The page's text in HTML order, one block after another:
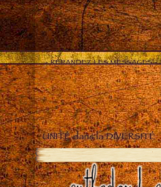
« RÉPANDEZ LES MESSAGES »
UNITÉ dans la DIVERSITÉ